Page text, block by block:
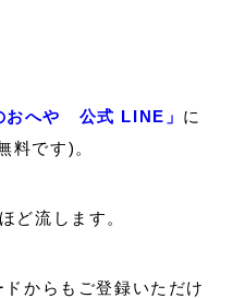
おへや 公式 LINE」 に
料です)。
ど流します。
からもご登録いただけ